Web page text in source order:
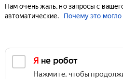
Нам очень жаль, но запросы с
автоматические.
Почему это могло
Я не робот
Нажмите, чтобы